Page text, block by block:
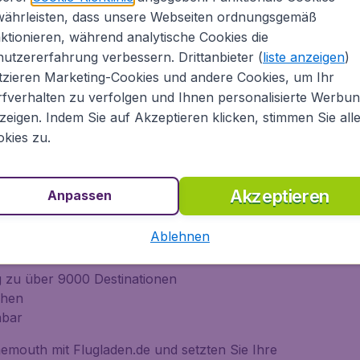
Amerkia, Europa, Asien, Südamerika,
Karibik. Als Online-Reiseanbieter bietet
(Lufthansa, Air France, KLM, Air Berlin,
Turkish Airlines und vielen weiteren) sowie
Transavia, etc.).
bei Flugladen.de
weltweit mittels einer Suche
buchen
zu über 9000 Destinationen
mit Flugladen.de und setzten Sie Ihre
dass unsere Webseiten ordnungsgemäß
während analytische Cookies die
verbessern. Drittanbieter (liste anzeigen)
Marketing-Cookies und andere Cookies, um Ihr
zu verfolgen und Ihnen personalisierte
Indem Sie auf Akzeptieren klicken, stimmen Sie
zu.
Akzeptieren
Anpassen
Ablehnen